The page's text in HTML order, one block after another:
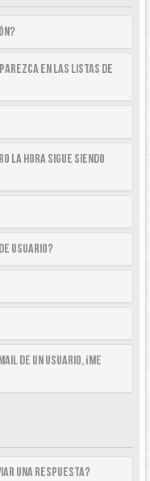
en las listas de
la hora sigue siendo
usuario?
de un usuario, ¡me
una respuesta?